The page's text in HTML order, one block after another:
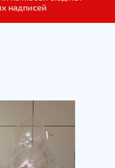
надписей